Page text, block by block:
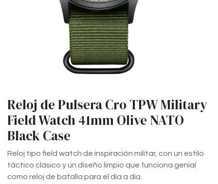
Reloj de Pulsera Cro TPW Military
Field Watch 41mm Olive NATO
Black Case
Reloj tipo field watch de inspiración militar, con un estilo
táctico clásico y un diseño limpio que funciona genial
como reloj de batalla para el día a día.